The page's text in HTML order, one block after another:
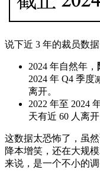
说下近 3 年的裁员数据
2024 年自然年，
2024 年 Q4 季度
离开。
2022 年至 2024
天有近 60 人离开
这数据太恐怖了，虽
降本增笑，还在大规
来说，是一个不小的调